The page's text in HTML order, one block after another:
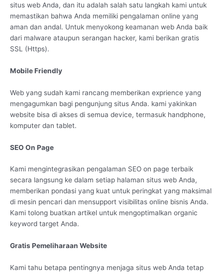
situs web Anda, dan itu adalah salah satu langkah kami untuk
memastikan bahwa Anda memiliki pengalaman online yang
aman dan andal. Untuk menyokong keamanan web Anda baik
dari malware ataupun serangan hacker, kami berikan gratis
SSL (Https).
Mobile Friendly
Web yang sudah kami rancang memberikan exprience yang
mengagumkan bagi pengunjung situs Anda. kami yakinkan
website bisa di akses di semua device, termasuk handphone,
komputer dan tablet.
SEO On Page
Kami mengintegrasikan pengalaman SEO on page terbaik
secara langsung ke dalam setiap halaman situs web Anda,
memberikan pondasi yang kuat untuk peringkat yang maksimal
di mesin pencari dan mensupport visibilitas online bisnis Anda.
Kami tolong buatkan artikel untuk mengoptimalkan organic
keyword target Anda.
Gratis Pemeliharaan Website
Kami tahu betapa pentingnya menjaga situs web Anda tetap